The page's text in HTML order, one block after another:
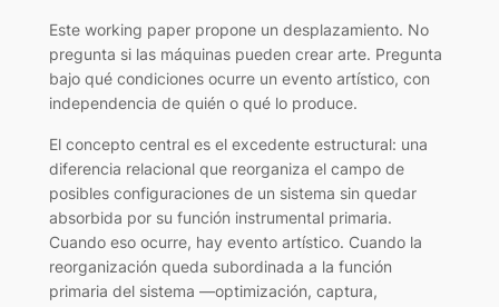
Este working paper propone un desplazamiento. No
pregunta si las máquinas pueden crear arte. Pregunta
bajo qué condiciones ocurre un evento artístico, con
independencia de quién o qué lo produce.
El concepto central es el excedente estructural: una
diferencia relacional que reorganiza el campo de
posibles configuraciones de un sistema sin quedar
absorbida por su función instrumental primaria.
Cuando eso ocurre, hay evento artístico. Cuando la
reorganización queda subordinada a la función
primaria del sistema —optimización, captura,